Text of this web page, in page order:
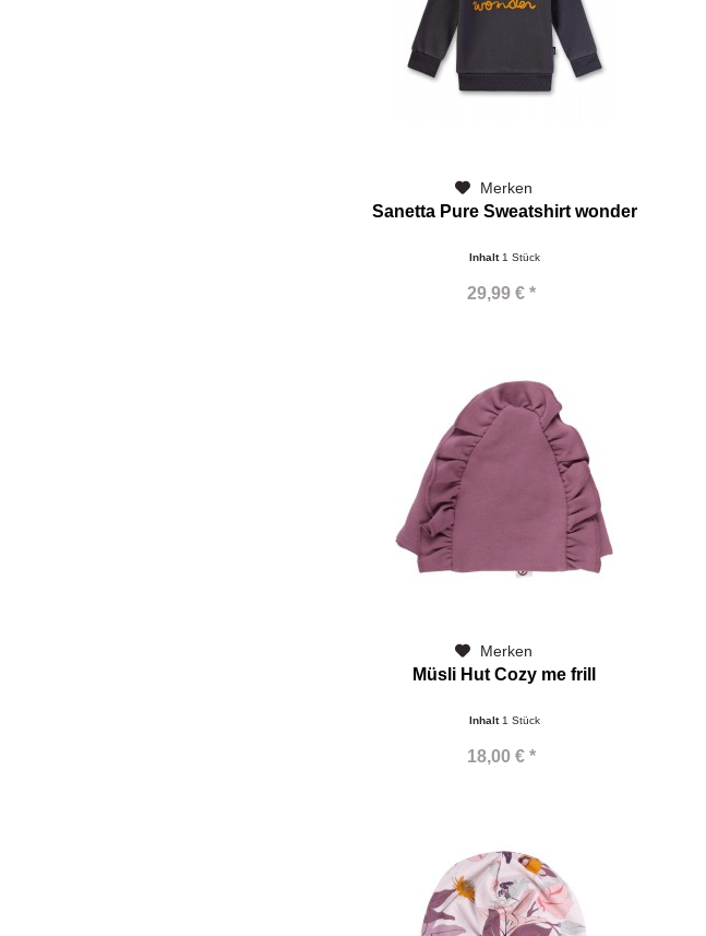
Merken
Sanetta Pure Sweatshirt wonder
Inhalt 1 Stück
29,99 € *
Merken
Müsli Hut Cozy me frill
Inhalt 1 Stück
18,00 € *